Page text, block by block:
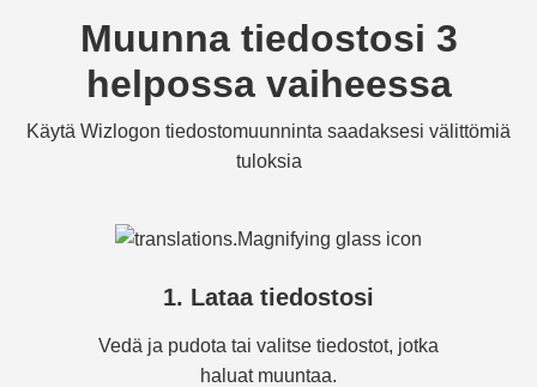
Muunna tiedostosi 3
helpossa vaiheessa
Käytä Wizlogon tiedostomuunninta saadaksesi välittömiä
tuloksia
1. Lataa tiedostosi
Vedä ja pudota tai valitse tiedostot, jotka
haluat muuntaa.